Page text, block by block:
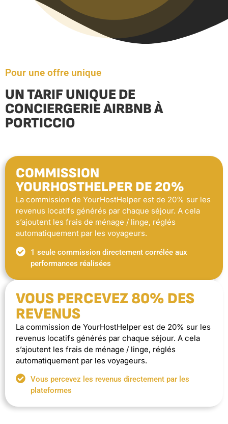
Pour une offre unique
UN TARIF UNIQUE DE
CONCIERGERIE AIRBNB À
PORTICCIO
COMMISSION
YOURHOSTHELPER DE 20%
La commission de YourHostHelper est de 20% sur les
revenus locatifs générés par chaque séjour. A cela
s’ajoutent les frais de ménage / linge, réglés
automatiquement par les voyageurs.
1 seule commission directement corrélée aux
performances réalisées
VOUS PERCEVEZ 80% DES
REVENUS
La commission de YourHostHelper est de 20% sur les
revenus locatifs générés par chaque séjour. A cela
s’ajoutent les frais de ménage / linge, réglés
automatiquement par les voyageurs.
Vous percevez les revenus directement par les
plateformes